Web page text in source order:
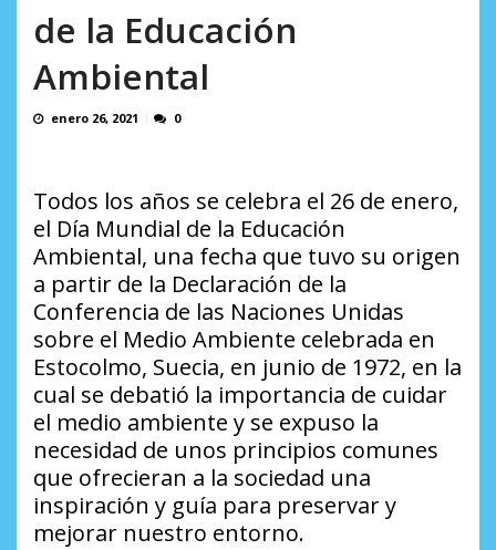
de la Educación
Ambiental
enero 26, 2021 0
Todos los años se celebra el 26 de enero,
el Día Mundial de la Educación
Ambiental, una fecha que tuvo su origen
a partir de la Declaración de la
Conferencia de las Naciones Unidas
sobre el Medio Ambiente celebrada en
Estocolmo, Suecia, en junio de 1972, en la
cual se debatió la importancia de cuidar
el medio ambiente y se expuso la
necesidad de unos principios comunes
que ofrecieran a la sociedad una
inspiración y guía para preservar y
mejorar nuestro entorno.